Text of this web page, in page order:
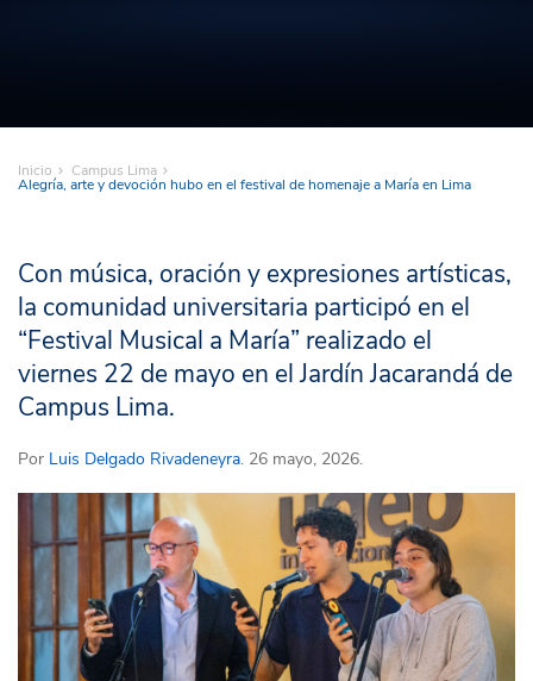
Inicio Campus Lima
Alegría, arte y devoción hubo en el festival de homenaje a María en Lima
Con música, oración y expresiones artísticas,
la comunidad universitaria participó en el
“Festival Musical a María” realizado el
viernes 22 de mayo en el Jardín Jacarandá de
Campus Lima.
Por Luis Delgado Rivadeneyra. 26 mayo, 2026.